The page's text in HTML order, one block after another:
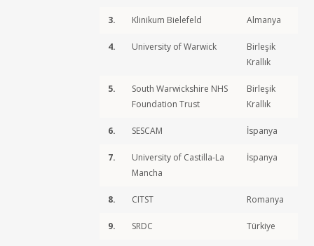
3. Klinikum Bielefeld Almanya
4. University of Warwick
Birleşik
Krallık
5.
South Warwickshire NHS
Foundation Trust
Birleşik
Krallık
6. SESCAM İspanya
7.
University of Castilla-La
Mancha
İspanya
8. CITST Romanya
9. SRDC Türkiye